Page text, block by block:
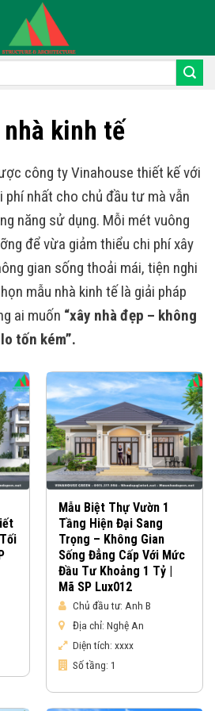
nhà kinh tế
công ty Vinahouse thiết kế với
nhất cho chủ đầu tư mà vẫn
năng sử dụng. Mỗi mét vuông
để vừa giảm thiểu chi phí xây
gian sống thoải mái, tiện nghi
mẫu nhà kinh tế là giải pháp
ai muốn “xây nhà đẹp – không
lo tốn kém”.
Mẫu Biệt Thự Vườn 1
Tầng Hiện Đại Sang
Trọng – Không Gian
Sống Đẳng Cấp Với Mức
Đầu Tư Khoảng 1 Tỷ |
Mã SP Lux012
Chủ đầu tư: Anh B
Địa chỉ: Nghệ An
Diện tích: xxxx
Số tầng: 1